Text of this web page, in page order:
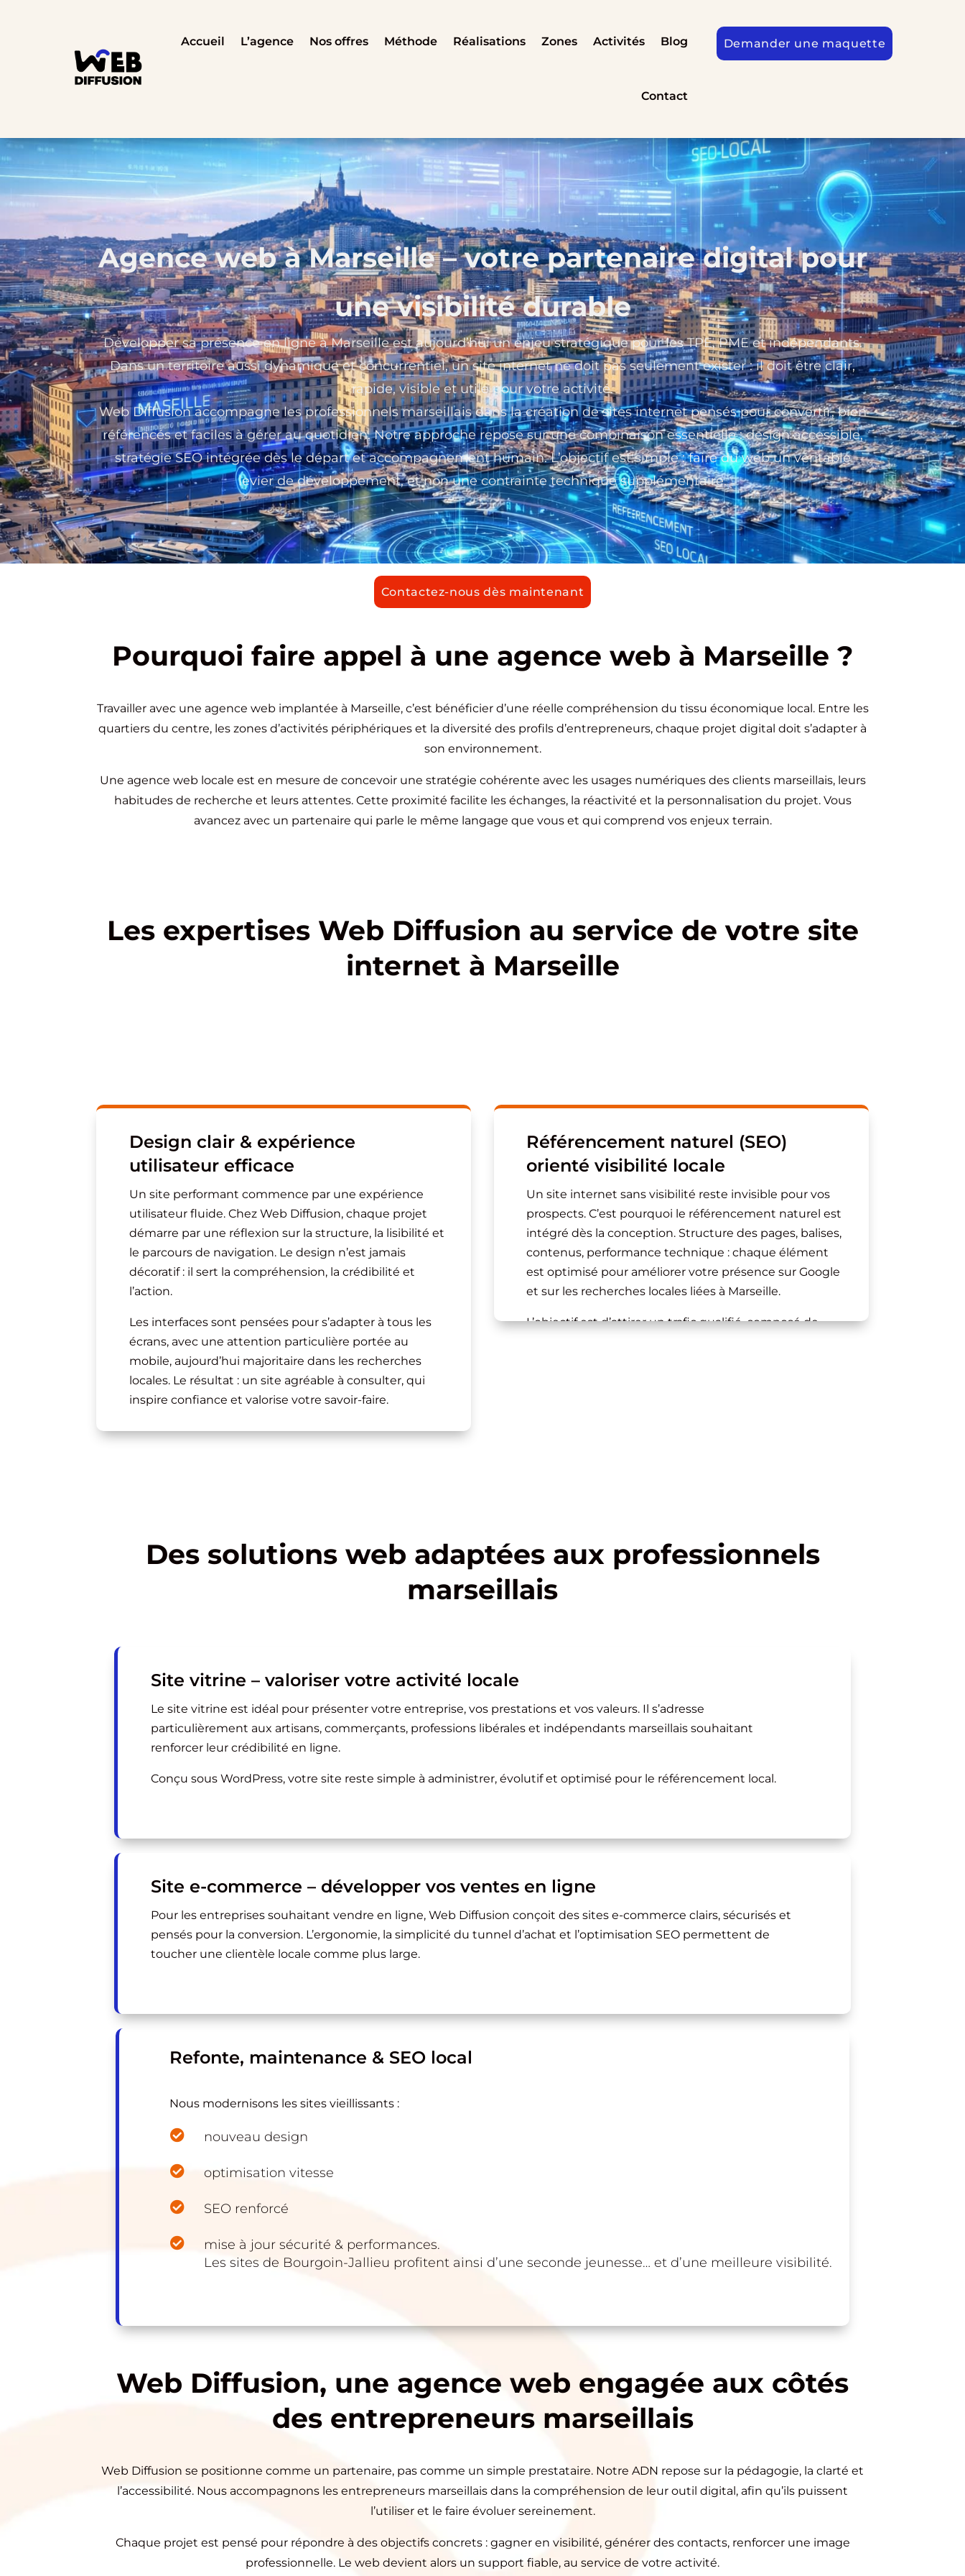
Accueil L’agence Nos offres Méthode Réalisations Zones Activités Blog
Contact
Demander une maquette
Agence web à Marseille – votre partenaire digital pour
une visibilité durable
Développer sa présence en ligne à Marseille est aujourd’hui un enjeu stratégique pour les TPE, PME et indépendants.
Dans un territoire aussi dynamique et concurrentiel, un site internet ne doit pas seulement exister : il doit être clair,
rapide, visible et utile pour votre activité.
Web Diffusion accompagne les professionnels marseillais dans la création de sites internet pensés pour convertir, bien
référencés et faciles à gérer au quotidien. Notre approche repose sur une combinaison essentielle : design accessible,
stratégie SEO intégrée dès le départ et accompagnement humain. L’objectif est simple : faire du web un véritable
levier de développement, et non une contrainte technique supplémentaire.
Contactez-nous dès maintenant
Pourquoi faire appel à une agence web à Marseille ?
Travailler avec une agence web implantée à Marseille, c’est bénéficier d’une réelle compréhension du tissu économique local. Entre les
quartiers du centre, les zones d’activités périphériques et la diversité des profils d’entrepreneurs, chaque projet digital doit s’adapter à
son environnement.
Une agence web locale est en mesure de concevoir une stratégie cohérente avec les usages numériques des clients marseillais, leurs
habitudes de recherche et leurs attentes. Cette proximité facilite les échanges, la réactivité et la personnalisation du projet. Vous
avancez avec un partenaire qui parle le même langage que vous et qui comprend vos enjeux terrain.
Les expertises Web Diffusion au service de votre site
internet à Marseille
Design clair & expérience
utilisateur efficace
Un site performant commence par une expérience
utilisateur fluide. Chez Web Diffusion, chaque projet
démarre par une réflexion sur la structure, la lisibilité et
le parcours de navigation. Le design n’est jamais
décoratif : il sert la compréhension, la crédibilité et
l’action.
Les interfaces sont pensées pour s’adapter à tous les
écrans, avec une attention particulière portée au
mobile, aujourd’hui majoritaire dans les recherches
locales. Le résultat : un site agréable à consulter, qui
inspire confiance et valorise votre savoir-faire.
Référencement naturel (SEO)
orienté visibilité locale
Un site internet sans visibilité reste invisible pour vos
prospects. C’est pourquoi le référencement naturel est
intégré dès la conception. Structure des pages, balises,
contenus, performance technique : chaque élément
est optimisé pour améliorer votre présence sur Google
et sur les recherches locales liées à Marseille.
L’objectif est d’attirer un trafic qualifié, composé de
Des solutions web adaptées aux professionnels
marseillais
Site vitrine – valoriser votre activité locale
Le site vitrine est idéal pour présenter votre entreprise, vos prestations et vos valeurs. Il s’adresse
particulièrement aux artisans, commerçants, professions libérales et indépendants marseillais souhaitant
renforcer leur crédibilité en ligne.
Conçu sous WordPress, votre site reste simple à administrer, évolutif et optimisé pour le référencement local.
Site e-commerce – développer vos ventes en ligne
Pour les entreprises souhaitant vendre en ligne, Web Diffusion conçoit des sites e-commerce clairs, sécurisés et
pensés pour la conversion. L’ergonomie, la simplicité du tunnel d’achat et l’optimisation SEO permettent de
toucher une clientèle locale comme plus large.
Refonte, maintenance & SEO local
Nous modernisons les sites vieillissants :
 nouveau design
 optimisation vitesse
 SEO renforcé

mise à jour sécurité & performances.
Les sites de Bourgoin-Jallieu profitent ainsi d’une seconde jeunesse… et d’une meilleure visibilité.
Web Diffusion, une agence web engagée aux côtés
des entrepreneurs marseillais
Web Diffusion se positionne comme un partenaire, pas comme un simple prestataire. Notre ADN repose sur la pédagogie, la clarté et
l’accessibilité. Nous accompagnons les entrepreneurs marseillais dans la compréhension de leur outil digital, afin qu’ils puissent
l’utiliser et le faire évoluer sereinement.
Chaque projet est pensé pour répondre à des objectifs concrets : gagner en visibilité, générer des contacts, renforcer une image
professionnelle. Le web devient alors un support fiable, au service de votre activité.